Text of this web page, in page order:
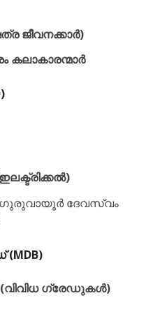
ജീവനക്കാർ)
കലാകാരന്മാർ
ദേവസ്വം
ഗ്രേഡുകൾ)